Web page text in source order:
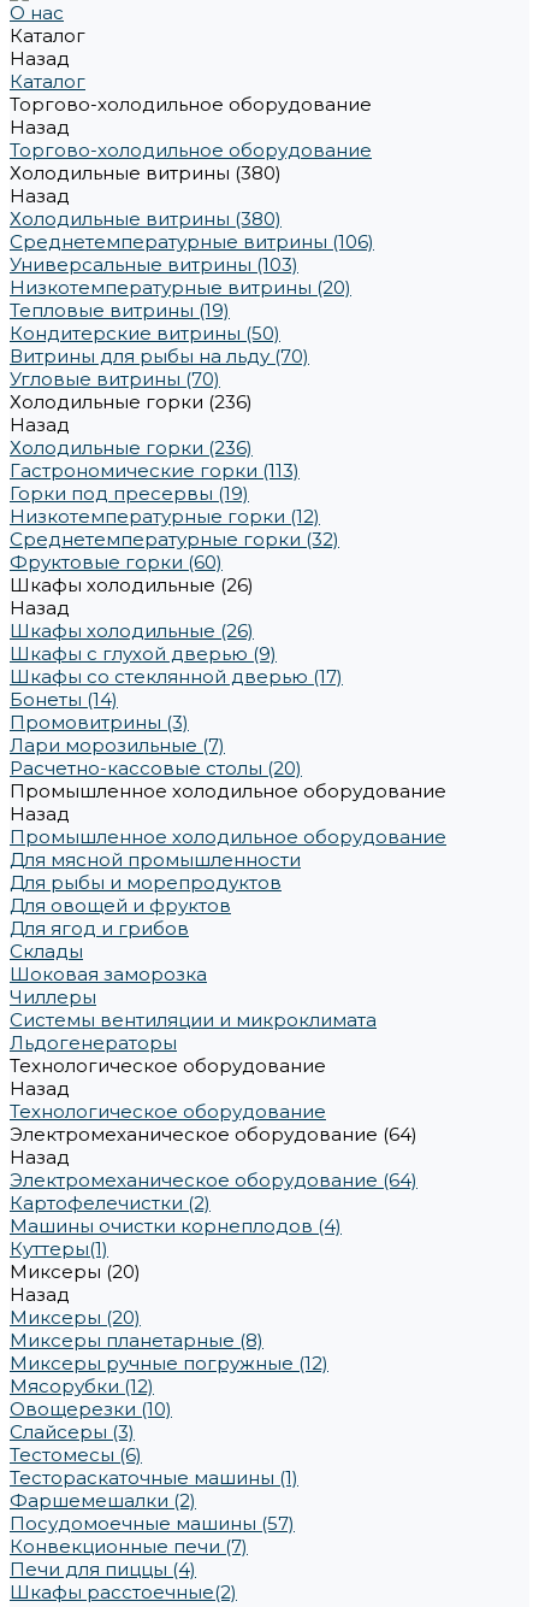
О нас
Каталог
Назад
Каталог
Торгово-холодильное оборудование
Назад
Торгово-холодильное оборудование
Холодильные витрины (380)
Назад
Холодильные витрины (380)
Среднетемпературные витрины (106)
Универсальные витрины (103)
Низкотемпературные витрины (20)
Тепловые витрины (19)
Кондитерские витрины (50)
Витрины для рыбы на льду (70)
Угловые витрины (70)
Холодильные горки (236)
Назад
Холодильные горки (236)
Гастрономические горки (113)
Горки под пресервы (19)
Низкотемпературные горки (12)
Среднетемпературные горки (32)
Фруктовые горки (60)
Шкафы холодильные (26)
Назад
Шкафы холодильные (26)
Шкафы с глухой дверью (9)
Шкафы со стеклянной дверью (17)
Бонеты (14)
Промовитрины (3)
Лари морозильные (7)
Расчетно-кассовые столы (20)
Промышленное холодильное оборудование
Назад
Промышленное холодильное оборудование
Для мясной промышленности
Для рыбы и морепродуктов
Для овощей и фруктов
Для ягод и грибов
Склады
Шоковая заморозка
Чиллеры
Системы вентиляции и микроклимата
Льдогенераторы
Технологическое оборудование
Назад
Технологическое оборудование
Электромеханическое оборудование (64)
Назад
Электромеханическое оборудование (64)
Картофелечистки (2)
Машины очистки корнеплодов (4)
Куттеры(1)
Миксеры (20)
Назад
Миксеры (20)
Миксеры планетарные (8)
Миксеры ручные погружные (12)
Мясорубки (12)
Овощерезки (10)
Слайсеры (3)
Тестомесы (6)
Тестораскаточные машины (1)
Фаршемешалки (2)
Посудомоечные машины (57)
Конвекционные печи (7)
Печи для пиццы (4)
Шкафы расстоечные(2)